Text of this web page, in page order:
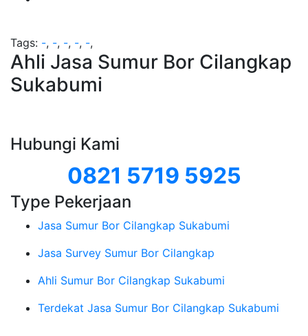
Tags: -, -, -, -, -,
Ahli Jasa Sumur Bor Cilangkap
Sukabumi
Hubungi Kami
0821 5719 5925
Type Pekerjaan
Jasa Sumur Bor Cilangkap Sukabumi
Jasa Survey Sumur Bor Cilangkap
Ahli Sumur Bor Cilangkap Sukabumi
Terdekat Jasa Sumur Bor Cilangkap Sukabumi